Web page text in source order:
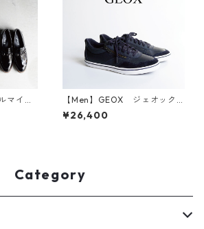
マイ
9939
【Men】GEOX ジェオック
ス レザースニーカー U35BCB
¥26,400
Category